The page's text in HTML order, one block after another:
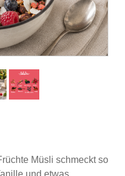
Müsli schmeckt so
und etwas